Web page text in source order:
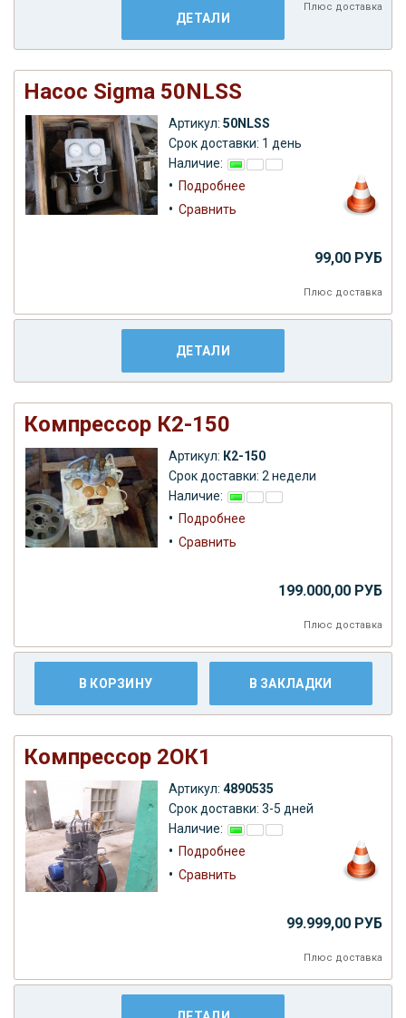
Плюс доставка
ДЕТАЛИ
Насос Sigma 50NLSS
Артикул: 50NLSS
Срок доставки: 1 день
Наличие:
• Подробнее
• Сравнить
99,00 РУБ
Плюс доставка
ДЕТАЛИ
Компрессор К2-150
Артикул: К2-150
Срок доставки: 2 недели
Наличие:
• Подробнее
• Сравнить
199.000,00 РУБ
Плюс доставка
В КОРЗИНУ В ЗАКЛАДКИ
Компрессор 2ОК1
Артикул: 4890535
Срок доставки: 3-5 дней
Наличие:
• Подробнее
• Сравнить
99.999,00 РУБ
Плюс доставка